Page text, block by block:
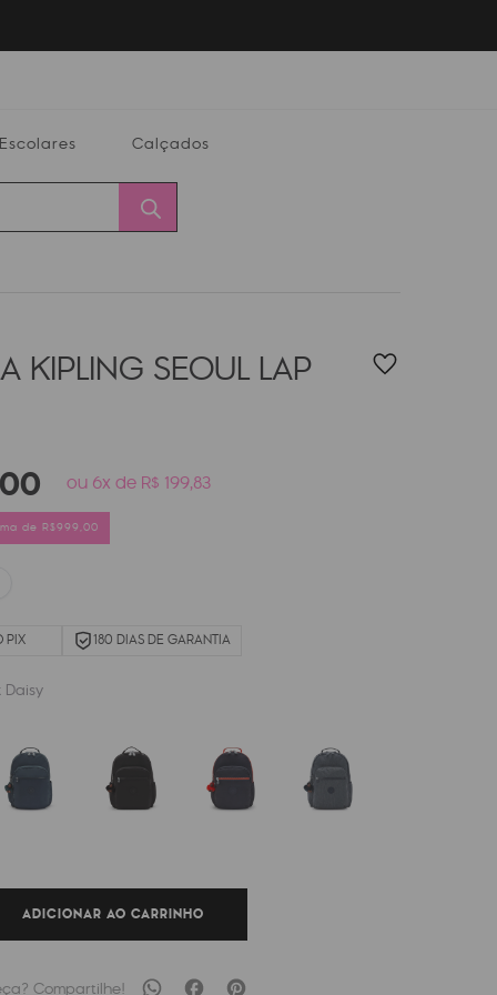
Escolares Calçados
KIPLING SEOUL LAP
00 ou 6x de R$ 199,83
de R$999,00
PIX 180 DIAS DE GARANTIA
Daisy
ADICIONAR AO CARRINHO